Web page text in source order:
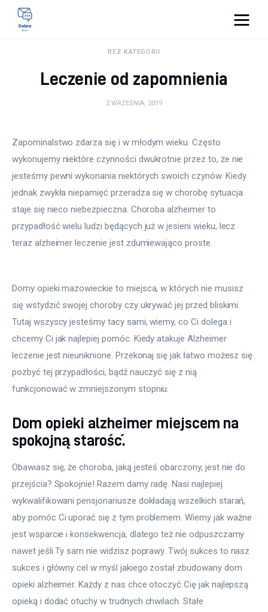
Lifestyle
Zdrowie
Uroda
Więcej
BEZ KATEGORII
Leczenie od zapomnienia
2 WRZEŚNIA, 2019
Zapominalstwo zdarza się i w młodym wieku. Często
wykonujemy niektóre czynności dwukrotnie przez to, że nie
jesteśmy pewni wykonania niektórych swoich czynów. Kiedy
jednak zwykła niepamięć przeradza się w chorobę sytuacja
staje się nieco niebezpieczna. Choroba alzheimer to
przypadłość wielu ludzi będących już w jesieni wieku, lecz
teraz alzheimer leczenie jest zdumiewająco proste.
Domy opieki mazowieckie to miejsca, w których nie musisz
się wstydzić swojej choroby czy ukrywać jej przed bliskimi.
Tutaj wszyscy jesteśmy tacy sami, wiemy, co Ci dolega i
chcemy Ci jak najlepiej pomóc. Kiedy atakuje Alzheimer
leczenie jest nieuniknione. Przekonaj się jak łatwo możesz się
pozbyć tej przypadłości, bądź nauczyć się z nią
funkcjonować w zmniejszonym stopniu.
Dom opieki alzheimer miejscem na
spokojną starość.
Obawiasz się, że choroba, jaką jesteś obarczony, jest nie do
przejścia? Spokojnie! Razem damy radę. Nasi najlepiej
wykwalifikowani pensjonariusze dokładają wszelkich starań,
aby pomóc Ci uporać się z tym problemem. Wiemy jak ważne
jest wsparcie i konsekwencja, dlatego też nie odpuszczamy
nawet jeśli Ty sam nie widzisz poprawy. Twój sukces to nasz
sukces i główny cel w myśl jakiego został zbudowany dom
opieki alzheimer. Każdy z nas chce otoczyć Cię jak najlepszą
opieką i dodać otuchy w trudnych chwilach. Stałe